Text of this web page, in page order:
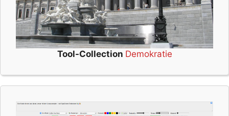
Tool-Collection Demokratie